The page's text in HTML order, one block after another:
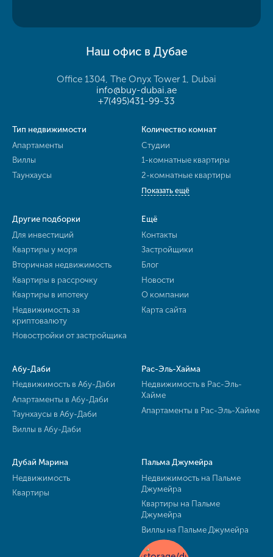
Наш офис в Дубае
Office 1304, The Onyx Tower 1, Dubai
info@buy-dubai.ae
+7(495)431-99-33
Тип недвижимости
Апартаменты
Виллы
Таунхаусы
Количество комнат
Студии
1-комнатные квартиры
2-комнатные квартиры
Показать ещё
Другие подборки
Для инвестиций
Квартиры у моря
Вторичная недвижимость
Квартиры в рассрочку
Квартиры в ипотеку
Недвижимость за
криптовалюту
Новостройки от застройщика
Ещё
Контакты
Застройщики
Блог
Новости
О компании
Карта сайта
Абу-Даби
Недвижимость в Абу-Даби
Апартаменты в Абу-Даби
Таунхаусы в Абу-Даби
Виллы в Абу-Даби
Рас-Эль-Хайма
Недвижимость в Рас-Эль-
Хайме
Апартаменты в Рас-Эль-Хайме
Дубай Марина
Недвижимость
Квартиры
Пальма Джумейра
Недвижимость на Пальме
Джумейра
Квартиры на Пальме
Джумейра
Виллы на Пальме Джумейра